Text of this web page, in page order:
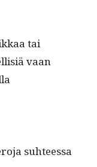
tai
vaan
suh­teessa